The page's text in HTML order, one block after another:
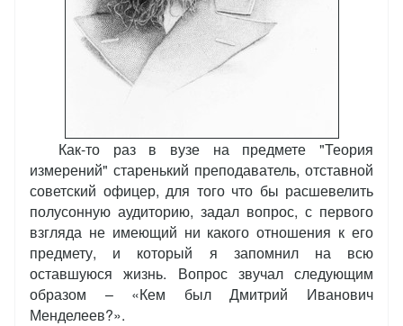
Как-то раз в вузе на предмете "Теория
измерений" старенький преподаватель, отставной
советский офицер, для того что бы расшевелить
полусонную аудиторию, задал вопрос, с первого
взгляда не имеющий ни какого отношения к его
предмету, и который я запомнил на всю
оставшуюся жизнь. Вопрос звучал следующим
образом – «Кем был Дмитрий Иванович
Менделеев?».